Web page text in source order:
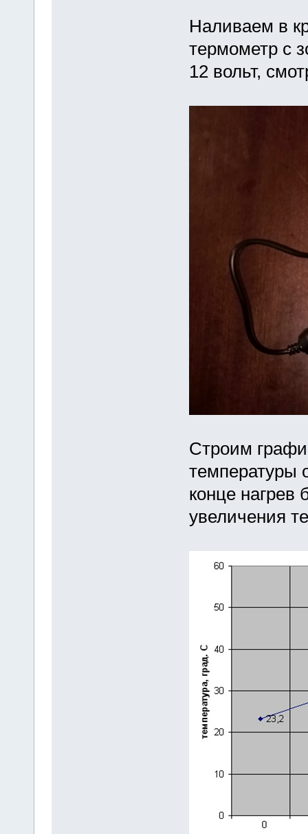
Наливаем в
термометр с
12 вольт,
Строим
температуры
конце нагрев
увеличения